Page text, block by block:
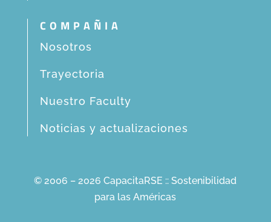
COMPAÑIA
Nosotros
Trayectoria
Nuestro Faculty
Noticias y actualizaciones
© 2006 – 2026 CapacitaRSE :: Sostenibilidad
para las Américas